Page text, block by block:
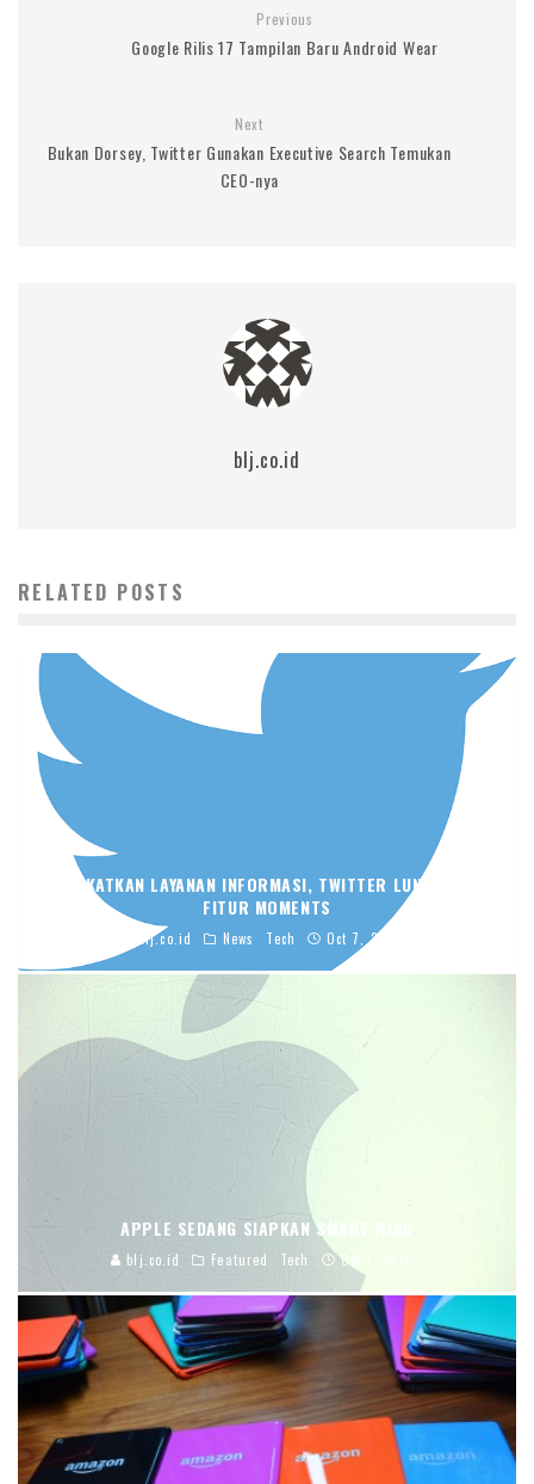
Previous
Google Rilis 17 Tampilan Baru Android Wear
Next
Bukan Dorsey, Twitter Gunakan Executive Search Temukan
CEO-nya
blj.co.id
RELATED POSTS
TINGKATKAN LAYANAN INFORMASI, TWITTER LUNCURKAN
FITUR MOMENTS
blj.co.id News Tech Oct 7, 2015
APPLE SEDANG SIAPKAN SMART RING
blj.co.id Featured Tech Oct 1, 2015